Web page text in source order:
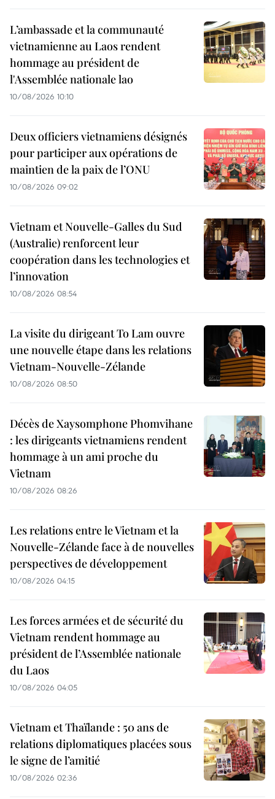
L’ambassade et la communauté
vietnamienne au Laos rendent
hommage au président de
l'Assemblée nationale lao
10/08/2026 10:10
Deux officiers vietnamiens désignés
pour participer aux opérations de
maintien de la paix de l’ONU
10/08/2026 09:02
Vietnam et Nouvelle-Galles du Sud
(Australie) renforcent leur
coopération dans les technologies et
l’innovation
10/08/2026 08:54
La visite du dirigeant To Lam ouvre
une nouvelle étape dans les relations
Vietnam-Nouvelle-Zélande
10/08/2026 08:50
Décès de Xaysomphone Phomvihane
: les dirigeants vietnamiens rendent
hommage à un ami proche du
Vietnam
10/08/2026 08:26
Les relations entre le Vietnam et la
Nouvelle-Zélande face à de nouvelles
perspectives de développement
10/08/2026 04:15
Les forces armées et de sécurité du
Vietnam rendent hommage au
président de l’Assemblée nationale
du Laos
10/08/2026 04:05
Vietnam et Thaïlande : 50 ans de
relations diplomatiques placées sous
le signe de l’amitié
10/08/2026 02:36